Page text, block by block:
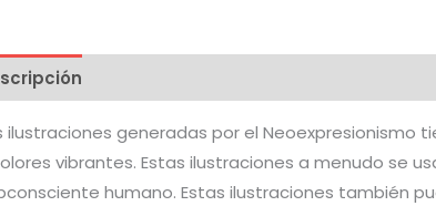
ilustraciones generadas por el
vibrantes. Estas ilustraciones a menudo se
humano. Estas ilustraciones también